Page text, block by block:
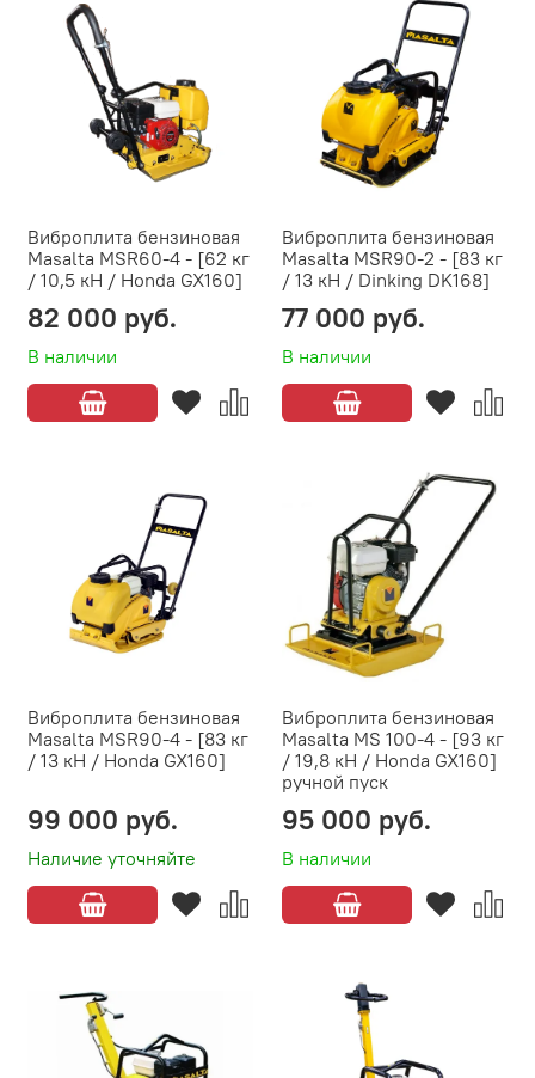
Виброплита бензиновая
Masalta MSR60-4 - [62 кг
/ 10,5 кН / Honda GX160]
В наличии
82 000 руб.
Виброплита бензиновая
Masalta MSR90-2 - [83 кг
/ 13 кН / Dinking DK168]
В наличии
77 000 руб.
Виброплита бензиновая
Masalta MSR90-4 - [83 кг
/ 13 кН / Honda GX160]
Наличие уточняйте
99 000 руб.
Виброплита бензиновая
Masalta MS 100-4 - [93 кг
/ 19,8 кН / Honda GX160]
ручной пуск
В наличии
95 000 руб.